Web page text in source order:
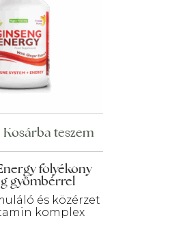
folyékony
gyömbérrel
és közérzet
komplex
Kosárba teszem